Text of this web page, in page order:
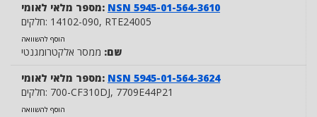
מספר מלאי לאומי: NSN 5945-01-564-3610
חלקים: 14102-090, RTE24005
הוסף להשוואה
שם: ממסר אלקטרומגנטי
מספר מלאי לאומי: NSN 5945-01-564-3624
חלקים: 700-CF310DJ, 7709E44P21
הוסף להשוואה